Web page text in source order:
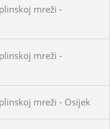
mreži -
mreži -
mreži - Osijek